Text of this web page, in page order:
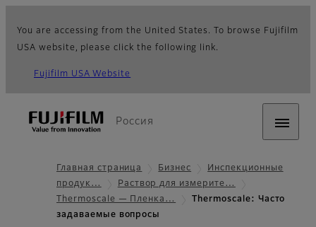
You are accessing from the United States. To browse Fujifilm
USA website, please click the following link.
Fujifilm USA Website
Россия
Главная страница Бизнес
Инспекционные
продук…
Раствор для измерите…
Thermoscale — Пленка…
Thermoscale: Часто
задаваемые вопросы